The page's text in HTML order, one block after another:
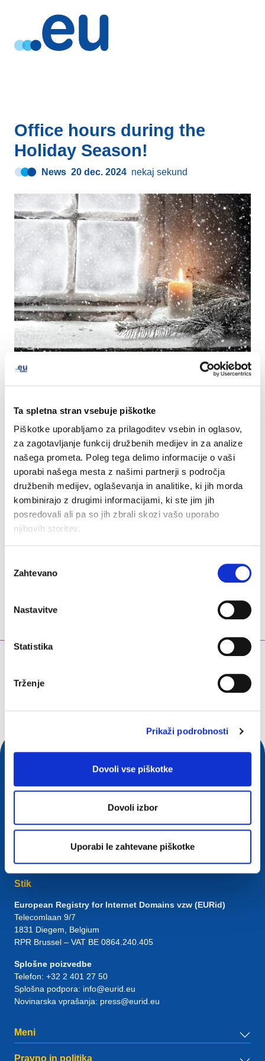
Ta spletna stran vsebuje piškotke
Piškotke uporabljamo za prilagoditev vsebin in oglasov,
za zagotavljanje funkcij družbenih medijev in za analize
našega prometa. Poleg tega delimo informacije o vaši
uporabi našega mesta z našimi partnerji s področja
družbenih medijev, oglaševanja in analitike, ki jih morda
kombinirajo z drugimi informacijami, ki ste jim jih
posredovali ali pa so jih zbrali skozi vašo uporabo
njihovih storitev.
soglasja
Zahtevano
Nastavitve
Statistika
Trženje
Prikaži podrobnosti
Dovoli vse piškotke
Dovoli izbor
Uporabi le zahtevane piškotke
Office hours during the
Holiday Season!
News 20 dec. 2024 nekaj sekund
Kindly note that our offices are closed as of
3 PM on 24
and 31 December and closed whole day on 25
For assistance during this time, please visit ourHelp
Centreto browse our FAQs or submit your inquiry. We
will follow up on the next working day.
EURid team would like to wish you a safe, warm, and
joyous holiday season!
Iskalna poizvedba
Stik
European Registry for Internet Domains vzw (EURid)
Telecomlaan 9/7
1831 Diegem , Belgium
RPR Brussel – VAT BE 0864.240.405
Splošne poizvedbe
Telefon: +32 2 401 27 50
Splošna podpora: info@eurid.eu
Novinarska vprašanja: press@eurid.eu
Meni
Pravno in politika